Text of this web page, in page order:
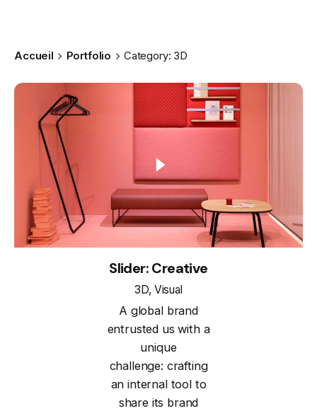
Accueil Portfolio Category: 3D
Slider: Creative
3D Visual
A global brand
entrusted us with a
unique
challenge: crafting
an internal tool to
share its brand